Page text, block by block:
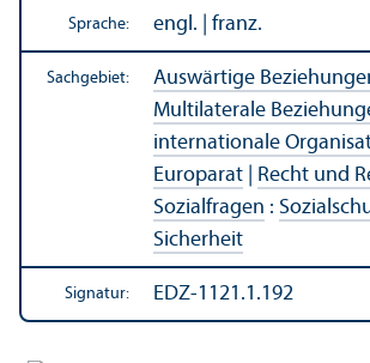
Sprache: engl. | franz.
Sachgebiet: Auswärtige
Multilaterale
internationale
Europarat
Recht und
Sozialfragen :
Sicherheit
Signatur: EDZ-1121.1.192